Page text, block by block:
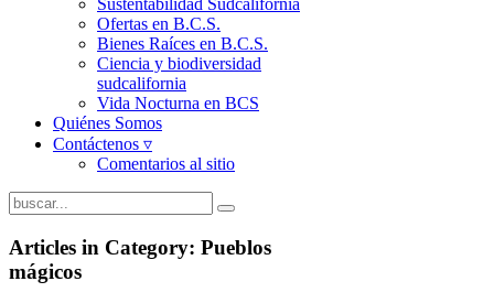
Sustentabilidad Sudcalifornia
Ofertas en B.C.S.
Bienes Raíces en B.C.S.
Ciencia y biodiversidad
sudcalifornia
Vida Nocturna en BCS
Quiénes Somos
Contáctenos ▿
Comentarios al sitio
Articles in Category: Pueblos
mágicos